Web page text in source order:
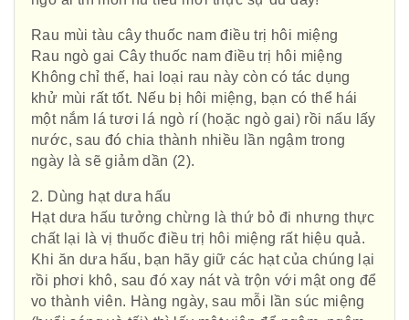
Rau mùi tàu cây thuốc nam điều trị hôi miệng
Rau ngò gai Cây thuốc nam điều trị hôi miệng
Không chỉ thế, hai loại rau này còn có tác dụng
khử mùi rất tốt. Nếu bị hôi miệng, bạn có thể hái
một nắm lá tươi lá ngò rí (hoặc ngò gai) rồi nấu lấy
nước, sau đó chia thành nhiều lần ngậm trong
ngày là sẽ giảm dần (2).
2. Dùng hạt dưa hấu
Hạt dưa hấu tưởng chừng là thứ bỏ đi nhưng thực
chất lại là vị thuốc điều trị hôi miệng rất hiệu quả.
Khi ăn dưa hấu, bạn hãy giữ các hạt của chúng lại
rồi phơi khô, sau đó xay nát và trộn với mật ong để
vo thành viên. Hàng ngày, sau mỗi lần súc miệng